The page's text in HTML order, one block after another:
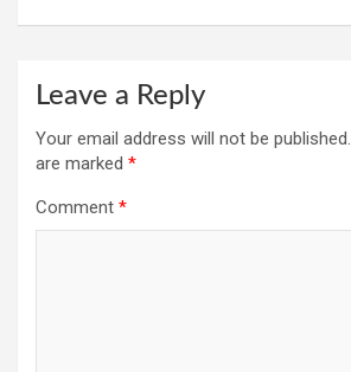
Leave a Reply
Your email address will not be published.
are marked *
Comment *